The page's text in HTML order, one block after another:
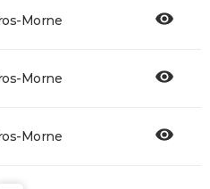
Morne
Morne
Morne